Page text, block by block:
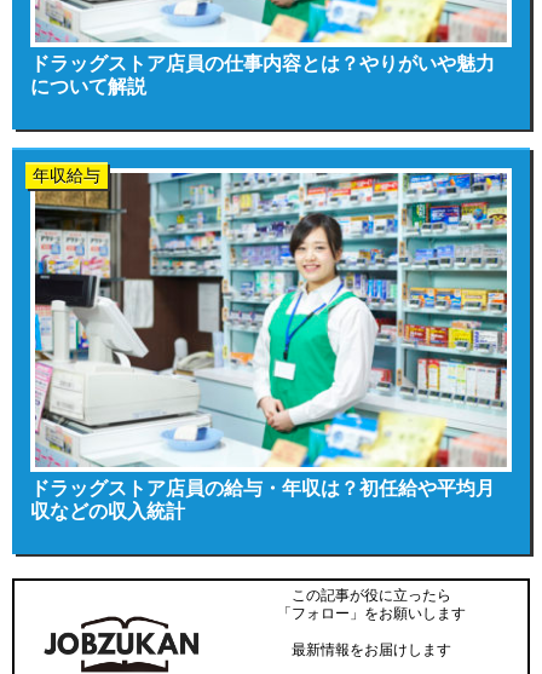
ドラッグストア店員の仕事内容とは？やりがいや魅力
について解説
年収給与
ドラッグストア店員の給与・年収は？初任給や平均月
収などの収入統計
この記事が役に立ったら
「フォロー」をお願いします
最新情報をお届けします